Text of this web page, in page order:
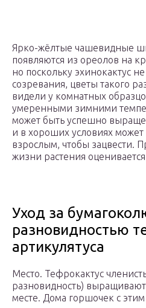
Ярко-жёлтые чашевидные
появляются из ореолов на
но поскольку эхинокактус
созревания, цветы такого
видели у комнатных
умеренными зимними
может быть успешно
и в хороших условиях может
взрослым, чтобы зацвести.
жизни растения
Уход за
разновидностью
артикулятуса
Место. Тефрокактус
разновидность)
месте. Дома горшочек с